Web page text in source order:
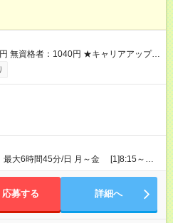
：1040円 ★キャリアアップ制
！ 【試用期間】試用期間
ヶ月 雇用形態、給与は本採用時と同じ
最大6時間45分/日 月～金 [1]8:15～
13:00 [3]12:30～17:00 ※上記のう
い。
応募する 詳細へ